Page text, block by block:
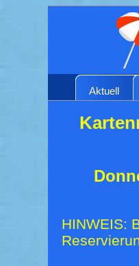
Aktuell
HINWEIS: